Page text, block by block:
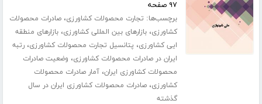
۹۷ صفحه
برچسب‌ها: تجارت محصولات کشاورزی،صادرات محصولات
کشاورزی،بازارهای بین المللی کشاورزی،بازارهای منطقه
ایی کشاورزی، پتانسیل تجارت محصولات کشاورزی،رتبه
ایران در صادرات محصولات کشاورزی، وضعیت صادرات
محصولات کشاورزی ایران،آمار صادرات محصولات
کشاورزی،صادرات محصولات کشاورزی ایران در سال
گذشته